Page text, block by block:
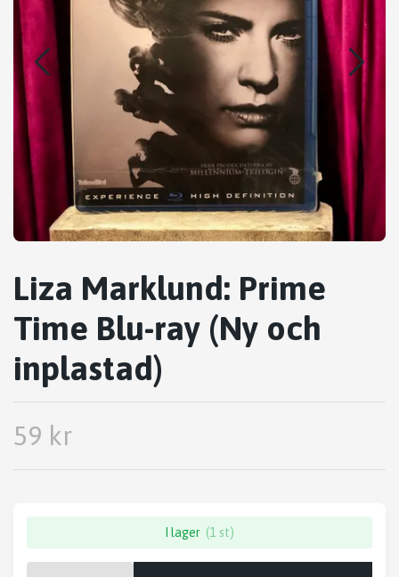
Liza Marklund: Prime
Time Blu-ray (Ny och
inplastad)
59 kr
I lager (1 st)